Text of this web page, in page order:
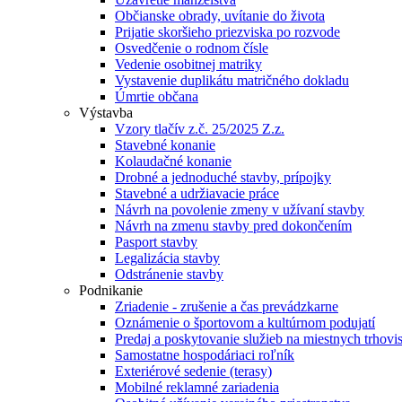
Občianske obrady, uvítanie do života
Prijatie skoršieho priezviska po rozvode
Osvedčenie o rodnom čísle
Vedenie osobitnej matriky
Vystavenie duplikátu matričného dokladu
Úmrtie občana
Výstavba
Vzory tlačív z.č. 25/2025 Z.z.
Stavebné konanie
Kolaudačné konanie
Drobné a jednoduché stavby, prípojky
Stavebné a udržiavacie práce
Návrh na povolenie zmeny v užívaní stavby
Návrh na zmenu stavby pred dokončením
Pasport stavby
Legalizácia stavby
Odstránenie stavby
Podnikanie
Zriadenie - zrušenie a čas prevádzkarne
Oznámenie o športovom a kultúrnom podujatí
Predaj a poskytovanie služieb na miestnych
Samostatne hospodáriaci roľník
Exteriérové sedenie (terasy)
Mobilné reklamné zariadenia